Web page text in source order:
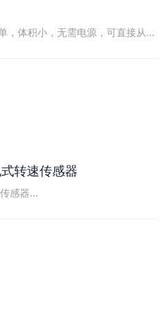
，体积小，无需电源，可直接从...
转速传感器
感器...